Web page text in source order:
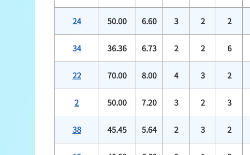
24 50.00 6.60 3 2 2
34 36.36 6.73 2 2 6
22 70.00 8.00 4 3 2
2 50.00 7.20 3 2 3
38 45.45 5.64 2 3 2